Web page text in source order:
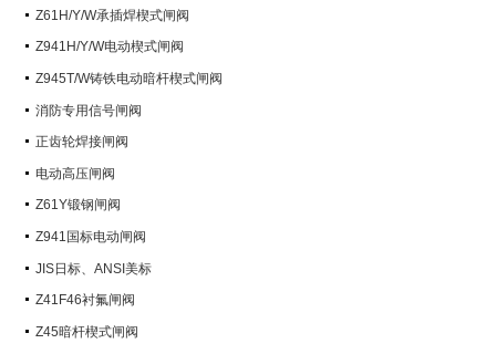
Z61H/Y/W承插焊楔式闸阀
Z941H/Y/W电动楔式闸阀
Z945T/W铸铁电动暗杆楔式闸阀
消防专用信号闸阀
正齿轮焊接闸阀
电动高压闸阀
Z61Y锻钢闸阀
Z941国标电动闸阀
JIS日标、ANSI美标
Z41F46衬氟闸阀
Z45暗杆楔式闸阀